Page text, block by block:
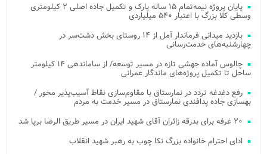
پایان پروژه نیمه‌تمام ۱۵ ساله پارک و تکمیل جاده اصلی ۲ کیلومتری
وسطی کلا بزرگ با اعتبار ۵۴۰ میلیاردی
بازدید میدانی فرماندار آمل از ۱۴ روستای بخش دشت‌سر در
چهارشنبه‌های خدمت‌رسانی
چالوس آماده جهشی تازه در مسیر توسعه/ از ساماندهی ۱۴ کیلومتر
ساحل تا تکمیل پروژه‌های ماندگار عمرانی
رفع دغدغه تردد در نمارستاق با مقاوم‌سازی نقاط آسیب‌پذیر محور /
بهسازی جاده پدافندی نمارستاق در مسیر خدمت به مردم
۲۰ غرفه برای بدرقه زائران آقای شهید ایران در مسیر طریق الرضا برپا شد
ادای احترام خانواده بزرگ نکا چوب به رهبر شهید انقلاب